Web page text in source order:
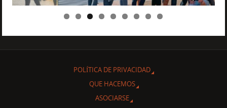
POLÍTICA DE PRIVACIDAD
QUE HACEMOS
ASOCIARSE